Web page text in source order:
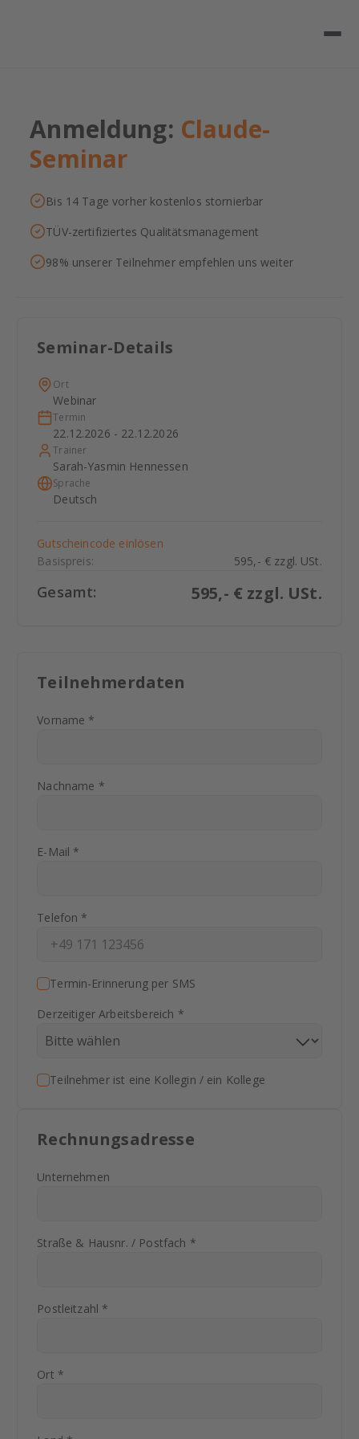
Anmeldung: Claude-
Seminar
Bis 14 Tage vorher kostenlos stornierbar
TÜV-zertifiziertes Qualitätsmanagement
98% unserer Teilnehmer empfehlen uns weiter
Seminar-Details
Ort
Webinar
Termin
22.12.2026 - 22.12.2026
Trainer
Sarah-Yasmin Hennessen
Sprache
Deutsch
Gutscheincode einlösen
Basispreis:
595,- € zzgl. USt.
Gesamt: 595,- € zzgl. USt.
Teilnehmerdaten
Vorname *
Nachname *
E-Mail *
Telefon *
Termin-Erinnerung per SMS
Derzeitiger Arbeitsbereich *
Teilnehmer ist eine Kollegin / ein Kollege
Rechnungsadresse
Unternehmen
Straße & Hausnr. / Postfach *
Postleitzahl *
Ort *